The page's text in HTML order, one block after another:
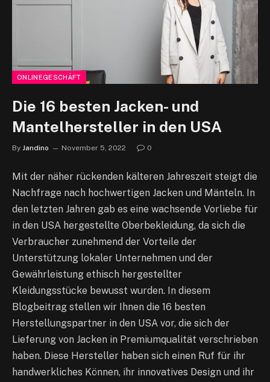
ONLINEGESCHÄFT
Die 16 besten Jacken- und
Mantelhersteller in den USA
By Jandino November 5, 2022 0
Mit der näher rückenden kälteren Jahreszeit steigt die
Nachfrage nach hochwertigen Jacken und Mänteln. In
den letzten Jahren gab es eine wachsende Vorliebe für
in den USA hergestellte Oberbekleidung, da sich die
Verbraucher zunehmend der Vorteile der
Unterstützung lokaler Unternehmen und der
Gewährleistung ethisch hergestellter
Kleidungsstücke bewusst wurden. In diesem
Blogbeitrag stellen wir Ihnen die 16 besten
Herstellungspartner in den USA vor, die sich der
Lieferung von Jacken in Premiumqualität verschrieben
haben. Diese Hersteller haben sich einen Ruf für ihr
handwerkliches Können, ihr innovatives Design und ihr